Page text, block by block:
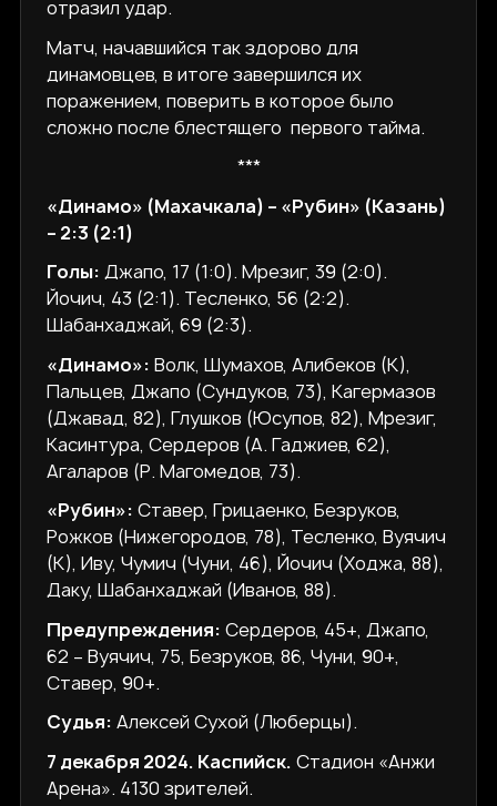
отразил удар.
Матч, начавшийся так здорово для
динамовцев, в итоге завершился их
поражением, поверить в которое было
сложно после блестящего первого тайма.
***
«Динамо» (Махачкала) – «Рубин» (Казань)
– 2:3 (2:1)
Голы: Джапо, 17 (1:0). Мрезиг, 39 (2:0).
Йочич, 43 (2:1). Тесленко, 56 (2:2).
Шабанхаджай, 69 (2:3).
«Динамо»: Волк, Шумахов, Алибеков (К),
Пальцев, Джапо (Сундуков, 73), Кагермазов
(Джавад, 82), Глушков (Юсупов, 82), Мрезиг,
Касинтура, Сердеров (А. Гаджиев, 62),
Агаларов (Р. Магомедов, 73).
«Рубин»: Ставер, Грицаенко, Безруков,
Рожков (Нижегородов, 78), Тесленко, Вуячич
(К), Иву, Чумич (Чуни, 46), Йочич (Ходжа, 88),
Даку, Шабанхаджай (Иванов, 88).
Предупреждения: Сердеров, 45+, Джапо,
62 – Вуячич, 75, Безруков, 86, Чуни, 90+,
Ставер, 90+.
Судья: Алексей Сухой (Люберцы).
7 декабря 2024. Каспийск. Стадион «Анжи
Арена». 4130 зрителей.